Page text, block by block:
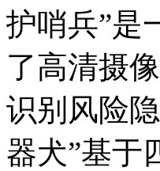
护哨兵”是
了高清摄
识别风险
器犬”基于